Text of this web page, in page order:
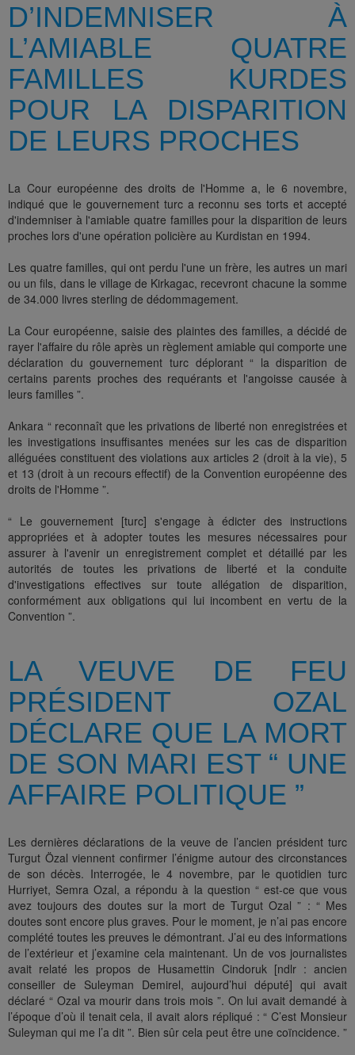
D’INDEMNISER À
L’AMIABLE QUATRE
FAMILLES KURDES
POUR LA DISPARITION
DE LEURS PROCHES
La Cour européenne des droits de l'Homme a, le 6 novembre,
indiqué que le gouvernement turc a reconnu ses torts et accepté
d'indemniser à l'amiable quatre familles pour la disparition de leurs
proches lors d'une opération policière au Kurdistan en 1994.
Les quatre familles, qui ont perdu l'une un frère, les autres un mari
ou un fils, dans le village de Kirkagac, recevront chacune la somme
de 34.000 livres sterling de dédommagement.
La Cour européenne, saisie des plaintes des familles, a décidé de
rayer l'affaire du rôle après un règlement amiable qui comporte une
déclaration du gouvernement turc déplorant “ la disparition de
certains parents proches des requérants et l'angoisse causée à
leurs familles ”.
Ankara “ reconnaît que les privations de liberté non enregistrées et
les investigations insuffisantes menées sur les cas de disparition
alléguées constituent des violations aux articles 2 (droit à la vie), 5
et 13 (droit à un recours effectif) de la Convention européenne des
droits de l'Homme ”.
“ Le gouvernement [turc] s'engage à édicter des instructions
appropriées et à adopter toutes les mesures nécessaires pour
assurer à l'avenir un enregistrement complet et détaillé par les
autorités de toutes les privations de liberté et la conduite
d'investigations effectives sur toute allégation de disparition,
conformément aux obligations qui lui incombent en vertu de la
Convention ”.
LA VEUVE DE FEU
PRÉSIDENT OZAL
DÉCLARE QUE LA MORT
DE SON MARI EST “ UNE
AFFAIRE POLITIQUE ”
Les dernières déclarations de la veuve de l’ancien président turc
Turgut Özal viennent confirmer l’énigme autour des circonstances
de son décès. Interrogée, le 4 novembre, par le quotidien turc
Hurriyet, Semra Ozal, a répondu à la question “ est-ce que vous
avez toujours des doutes sur la mort de Turgut Ozal ” : “ Mes
doutes sont encore plus graves. Pour le moment, je n’ai pas encore
complété toutes les preuves le démontrant. J’ai eu des informations
de l’extérieur et j’examine cela maintenant. Un de vos journalistes
avait relaté les propos de Husamettin Cindoruk [ndlr : ancien
conseiller de Suleyman Demirel, aujourd’hui député] qui avait
déclaré “ Ozal va mourir dans trois mois ”. On lui avait demandé à
l’époque d’où il tenait cela, il avait alors répliqué : “ C’est Monsieur
Suleyman qui me l’a dit ”. Bien sûr cela peut être une coïncidence. ”